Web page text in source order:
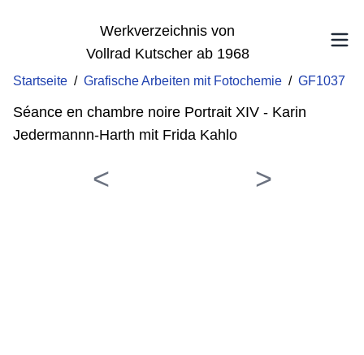
Werkverzeichnis von
Vollrad Kutscher ab 1968
Startseite / Grafische Arbeiten mit Fotochemie / GF1037
Séance en chambre noire Portrait XIV - Karin
Jedermannn-Harth mit Frida Kahlo
< >